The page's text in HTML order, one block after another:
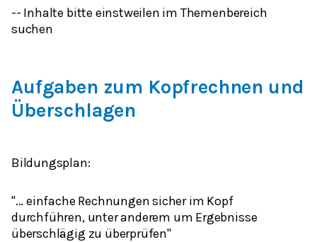
-- Inhalte bitte einstweilen im Themenbereich
suchen
Aufgaben zum Kopfrechnen und
Überschlagen
Bildungsplan:
"... einfache Rechnungen sicher im Kopf
durchführen, unter anderem um Ergebnisse
überschlägig zu überprüfen"